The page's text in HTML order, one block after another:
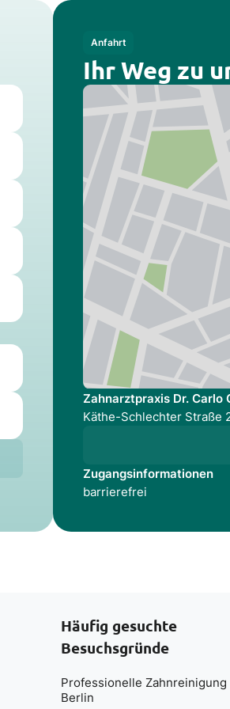
Anfahrt
Ihr Weg zu
Zahnarztpraxis Dr. Carlo
Käthe-Schlechter Straße
Zugangsinformationen
barrierefrei
Häufig gesuchte
Besuchsgründe
Professionelle Zahnreinigung
Berlin